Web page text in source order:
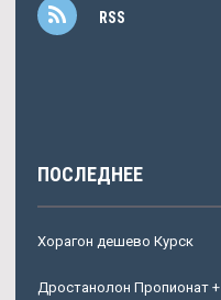
RSS
ПОСЛЕДНЕЕ
Хорагон дешево Курск
Дростанолон Пропионат +